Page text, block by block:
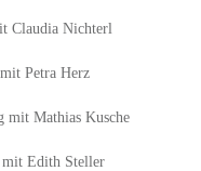
Claudia Nichterl
Petra Herz
mit Mathias Kusche
Edith Steller